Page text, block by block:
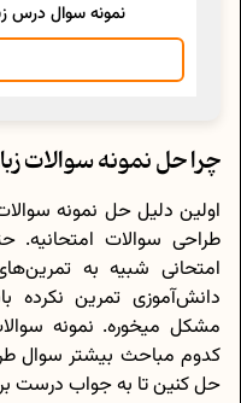
نمونه سوال درس زبان
چرا حل نمونه سوالات
اولین دلیل حل نمونه
طراحی سوالات
امتحانی شبیه به
دانش‌آموزی تمرین نکرده
مشکل میخوره. نمونه
کدوم مباحث بیشتر سوال
حل کنین تا به جواب درست